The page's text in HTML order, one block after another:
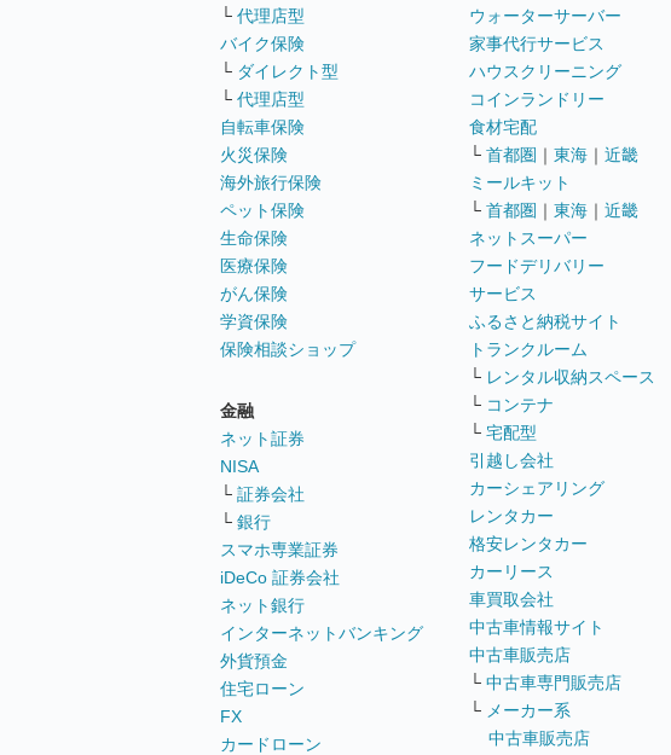
└ 代理店型
バイク保険
└ ダイレクト型
└ 代理店型
自転車保険
火災保険
海外旅行保険
ペット保険
生命保険
医療保険
がん保険
学資保険
保険相談ショップ
金融
ネット証券
NISA
└ 証券会社
└ 銀行
スマホ専業証券
iDeCo 証券会社
ネット銀行
インターネットバンキング
外貨預金
住宅ローン
FX
カードローン
ウォーターサーバー
家事代行サービス
ハウスクリーニング
コインランドリー
食材宅配
└ 首都圏 ｜ 東海 ｜ 近畿
ミールキット
└ 首都圏 ｜ 東海 ｜ 近畿
ネットスーパー
フードデリバリー
サービス
ふるさと納税サイト
トランクルーム
└ レンタル収納スペース
└ コンテナ
└ 宅配型
引越し会社
カーシェアリング
レンタカー
格安レンタカー
カーリース
車買取会社
中古車情報サイト
中古車販売店
└ 中古車専門販売店
└ メーカー系
中古車販売店